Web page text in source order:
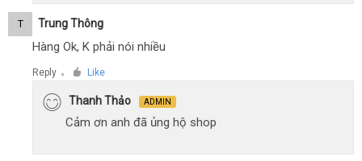
T Trung Thông
Hàng Ok, K phải nói nhiều
Reply ● Like
Thanh Thảo ADMIN
Cảm ơn anh đã ủng hộ shop